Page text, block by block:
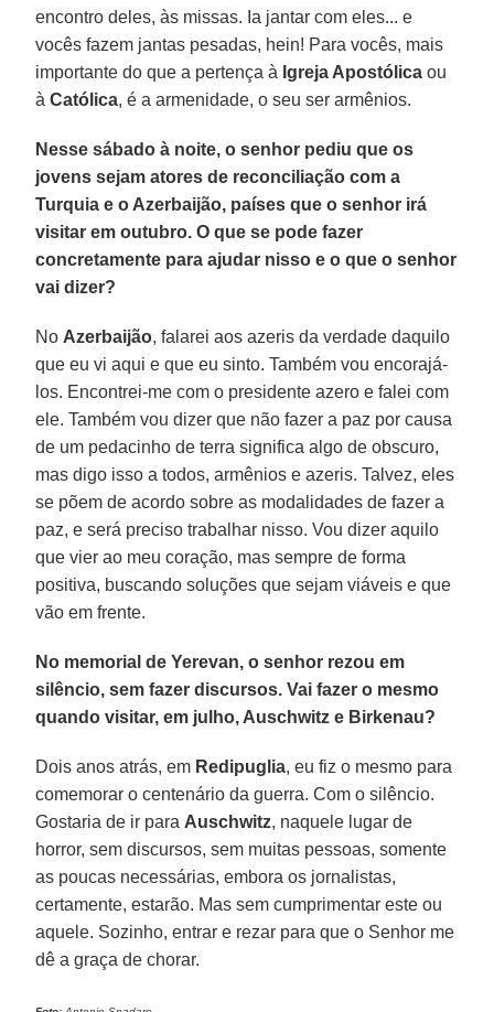
encontro deles, às missas. Ia jantar com eles... e
vocês fazem jantas pesadas, hein! Para vocês, mais
importante do que a pertença à Igreja Apostólica ou
àCatólica, é a armenidade, o seu ser armênios.
Nesse sábado à noite, o senhor pediu que os
jovens sejam atores de reconciliação com a
Turquia e o Azerbaijão, países que o senhor irá
visitar em outubro. O que se pode fazer
concretamente para ajudar nisso e o que o senhor
vai dizer?
No Azerbaijão, falarei aos azeris da verdade daquilo
que eu vi aqui e que eu sinto. Também vou encorajá-
los. Encontrei-me com o presidente azero e falei com
ele. Também vou dizer que não fazer a paz por causa
de um pedacinho de terra significa algo de obscuro,
mas digo isso a todos, armênios e azeris. Talvez, eles
se põem de acordo sobre as modalidades de fazer a
paz, e será preciso trabalhar nisso. Vou dizer aquilo
que vier ao meu coração, mas sempre de forma
positiva, buscando soluções que sejam viáveis e que
vão em frente.
No memorial de Yerevan, o senhor rezou em
silêncio, sem fazer discursos. Vai fazer o mesmo
quando visitar, em julho, Auschwitz e Birkenau?
Dois anos atrás, em Redipuglia, eu fiz o mesmo para
comemorar o centenário da guerra. Com o silêncio.
Gostaria de ir para Auschwitz, naquele lugar de
horror, sem discursos, sem muitas pessoas, somente
as poucas necessárias, embora os jornalistas,
certamente, estarão. Mas sem cumprimentar este ou
aquele. Sozinho, entrar e rezar para que o Senhor me
dê a graça de chorar.